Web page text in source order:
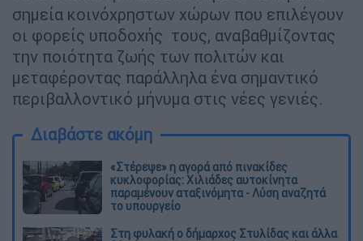
σημεία κοινόχρηστων χώρων που επιλέγουν
οι φορείς υποδοχής τους, αναβαθμίζοντας
την ποιότητα ζωής των πολιτών και
μεταφέροντας παράλληλα ένα σημαντικό
περιβαλλοντικό μήνυμα στις νέες γενιές.
Διαβάστε ακόμη
«Στέρεψε» η αγορά από πινακίδες
κυκλοφορίας: Χιλιάδες αυτοκίνητα
παραμένουν αταξινόμητα - Λύση αναζητά
το υπουργείο
Στη φυλακή ο δήμαρχος Στυλίδας και άλλα